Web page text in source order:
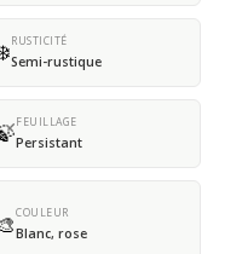
RUSTICITÉ
Semi-rustique
FEUILLAGE
Persistant
COULEUR
Blanc, rose